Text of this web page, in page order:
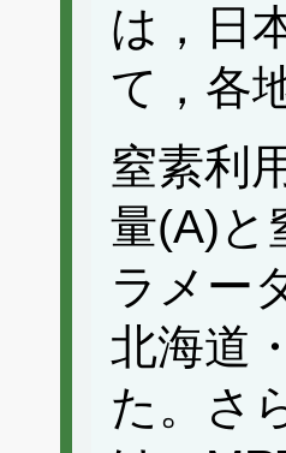
は，日
て，各
窒素利
量(A)と
ラメー
北海道
た。さ